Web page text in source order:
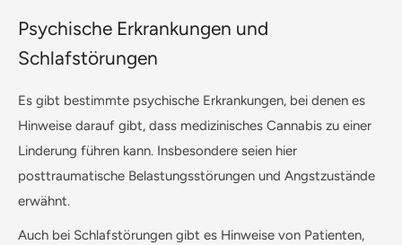
Psychische Erkrankungen und
Schlafstörungen
Es gibt bestimmte psychische Erkrankungen, bei denen es
Hinweise darauf gibt, dass medizinisches Cannabis zu einer
Linderung führen kann. Insbesondere seien hier
posttraumatische Belastungsstörungen und Angstzustände
erwähnt.
Auch bei Schlafstörungen gibt es Hinweise von Patienten,